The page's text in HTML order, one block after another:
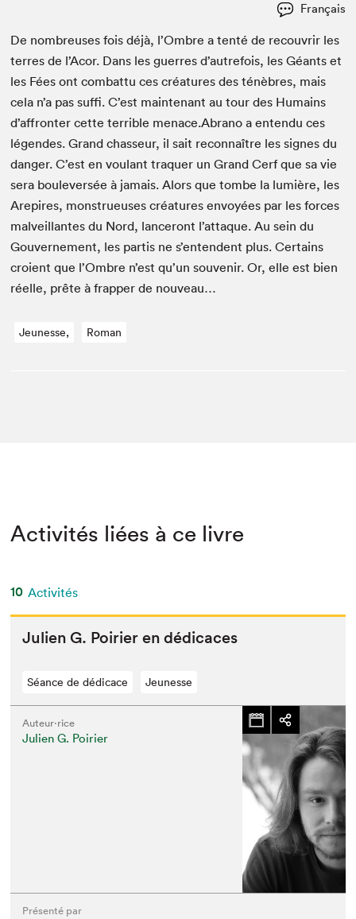
Français
De nom­breuses fois déjà, l’Om­bre a ten­té de recou­vrir les
ter­res de l’A­cor. Dans les guer­res d’autre­fois, les Géants et
les Fées ont com­bat­tu ces créa­tures des ténèbres, mais
cela n’a pas suf­fi. C’est main­tenant au tour des Humains
d’af­fron­ter cette ter­ri­ble menace.Abrano a enten­du ces
légen­des. Grand chas­seur, il sait recon­naître les signes du
dan­ger. C’est en voulant tra­quer un Grand Cerf que sa vie
sera boulever­sée à jamais. Alors que tombe la lumière, les
Arepires, mon­strueuses créa­tures envoyées par les forces
malveil­lantes du Nord, lanceront l’at­taque. Au sein du
Gou­verne­ment, les par­tis ne s’en­ten­dent plus. Cer­tains
croient que l’Om­bre n’est qu’un sou­venir. Or, elle est bien
réelle, prête à frap­per de nouveau…
Jeunesse, Roman
Activités liées à ce livre
10 Activités
Julien G. Poiri­er en dédicaces
Séance de dédicace Jeunesse
Auteur·rice
Julien G. Poirier
Présenté par